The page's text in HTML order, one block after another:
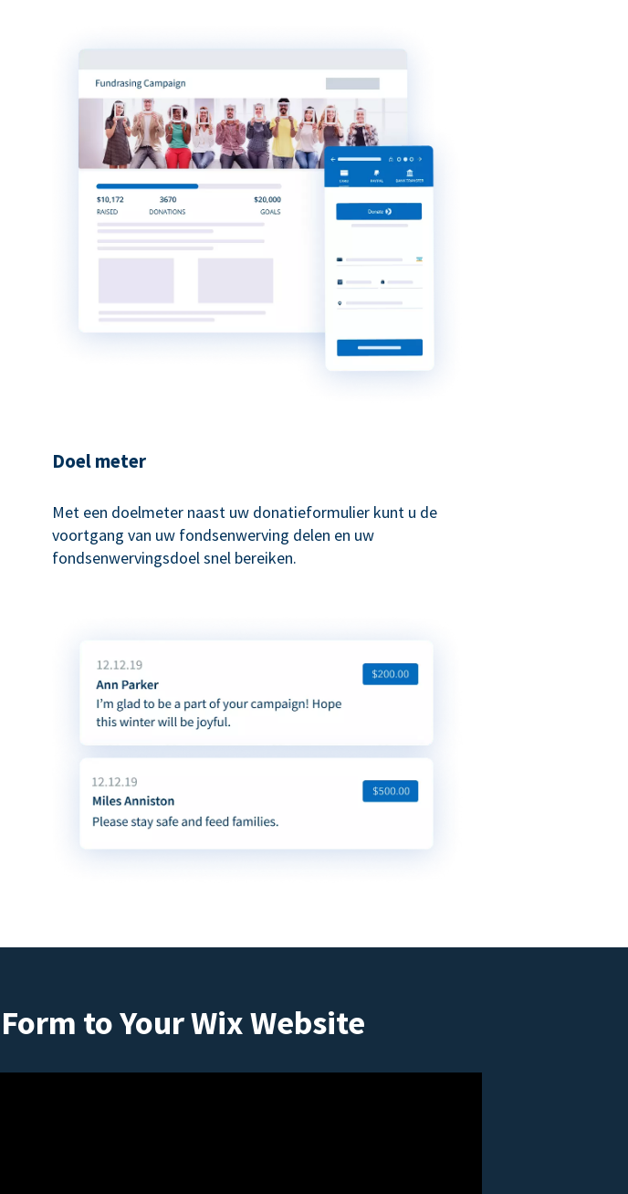
Doel meter
Met een doelmeter naast uw donatieformulier kunt u de
voortgang van uw fondsenwerving delen en uw
fondsenwervingsdoel snel bereiken.
to Your Wix Website